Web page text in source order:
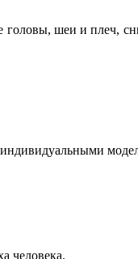
головы, шеи и плеч,
человека.